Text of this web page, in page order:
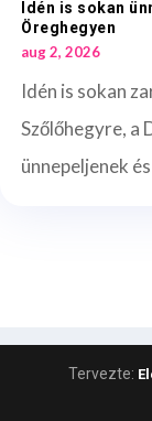
Idén is sokan
Öreghegyen
aug 2, 2026
Idén is sokan
Szőlőhegyre, a
ünnepeljenek
Tervezte: